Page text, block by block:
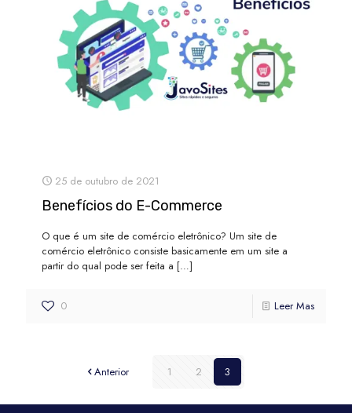
25 de outubro de 2021
Benefícios do E-Commerce
O que é um site de comércio eletrônico? Um site de
comércio eletrônico consiste basicamente em um site a
partir do qual pode ser feita a […]
0 Leer Mas
Anterior 1 2 3